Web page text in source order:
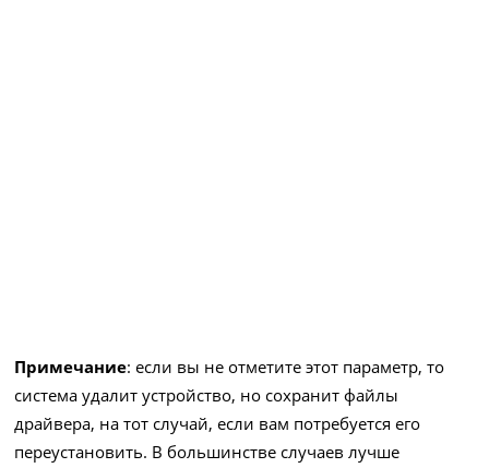
Примечание: если вы не отметите этот параметр, то
система удалит устройство, но сохранит файлы
драйвера, на тот случай, если вам потребуется его
переустановить. В большинстве случаев лучше